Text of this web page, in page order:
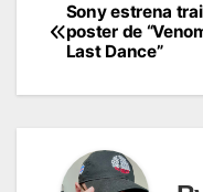
Post
navigation
Sony estrena
poster de
Last Dance”